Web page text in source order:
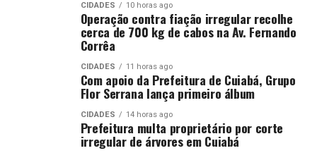
CIDADES 10 horas ago
Operação contra fiação irregular recolhe
cerca de 700 kg de cabos na Av. Fernando
Corrêa
CIDADES 11 horas ago
Com apoio da Prefeitura de Cuiabá, Grupo
Flor Serrana lança primeiro álbum
CIDADES 14 horas ago
Prefeitura multa proprietário por corte
irregular de árvores em Cuiabá